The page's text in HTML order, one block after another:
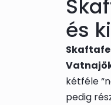
és
kétféle
pedig